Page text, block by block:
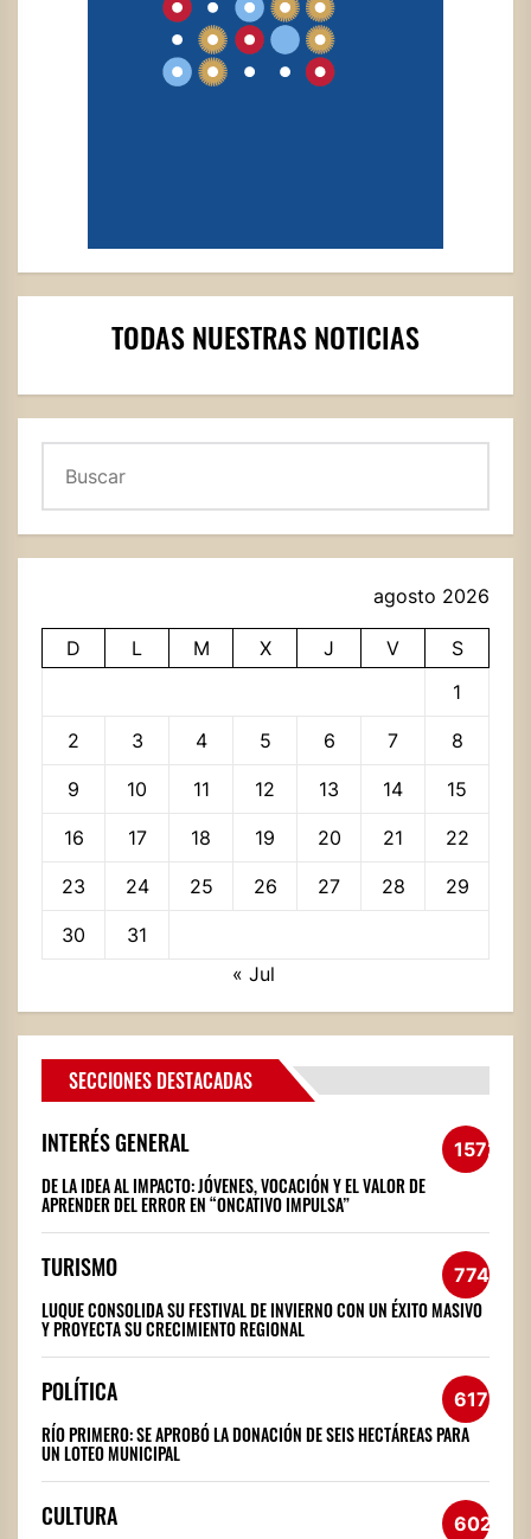
TODAS NUESTRAS NOTICIAS
agosto 2026
D L M X J V
S
1
2 3 4 5 6 7 8
9 10 11 12 13 14 15
16 17 18 19 20 21 22
23 24 25 26 27 28 29
30
31
« Jul
SECCIONES DESTACADAS
INTERÉS GENERAL 1572
DE LA IDEA AL IMPACTO: JÓVENES, VOCACIÓN Y EL VALOR DE
APRENDER DEL ERROR EN “ONCATIVO IMPULSA”
TURISMO 774
LUQUE CONSOLIDA SU FESTIVAL DE INVIERNO CON UN ÉXITO MASIVO
Y PROYECTA SU CRECIMIENTO REGIONAL
POLÍTICA 617
RÍO PRIMERO: SE APROBÓ LA DONACIÓN DE SEIS HECTÁREAS PARA
UN LOTEO MUNICIPAL
CULTURA 602